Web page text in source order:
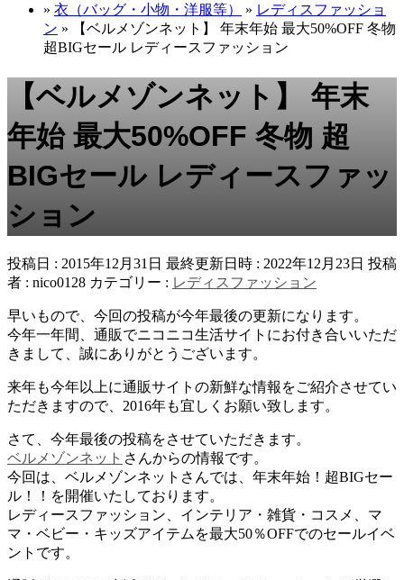
» 衣（バッグ・小物・洋服等） » レディスファッショ
ン » 【ベルメゾンネット】 年末年始 最大50%OFF 冬物
超BIGセール レディースファッション
【ベルメゾンネット】 年末
年始 最大50%OFF 冬物 超
BIGセール レディースファッ
ション
投稿日 : 2015年12月31日 最終更新日時 : 2022年12月23日 投稿
者 : nico0128 カテゴリー : レディスファッション
早いもので、今回の投稿が今年最後の更新になります。
今年一年間、通販でニコニコ生活サイトにお付き合いいただ
きまして、誠にありがとうございます。
来年も今年以上に通販サイトの新鮮な情報をご紹介させてい
ただきますので、2016年も宜しくお願い致します。
さて、今年最後の投稿をさせていただきます。
ベルメゾンネット さんからの情報です。
今回は、ベルメゾンネットさんでは、年末年始！超BIGセー
ル！！を開催いたしております。
レディースファッション、インテリア・雑貨・コスメ、マ
マ・ベビー・キッズアイテムを最大50％OFFでのセールイベ
ントです。